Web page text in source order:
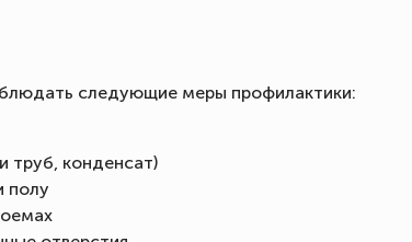
следующие меры профилактики:
труб, конденсат)
полу